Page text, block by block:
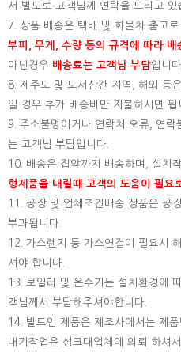
서 별도로 고객님께 연락을 드리고 있
7. 상품 배송은 택배 및 화물차 출고로
부피, 무게, 수량 등의 규격에 따라 배
아닌경우 배송료는 고객님 부담입니다.
8. 제주도 및 도서산간 지역, 해외 등
일 경우 추가 배송비만 지불하시면 됩
9. 주소불명이거나 연락처 오류, 연락
는 고객님 부담입니다.
10. 배송은 집앞까지 배송하며, 설치
형제품을 내릴때 고객의 도움이 필요
11. 공장 및 업체조건배송 상품은 공
부과됩니다.
12. 가스렌지 등 가스연결이 필요시
셔야 합니다.
13. 보일러 및 온수기는 설치환경에
객님께서 부담해주셔야합니다.
14. 빌트인 제품은 제조사에서는 제
내기작업은 싱크대업체에 의뢰 하셔